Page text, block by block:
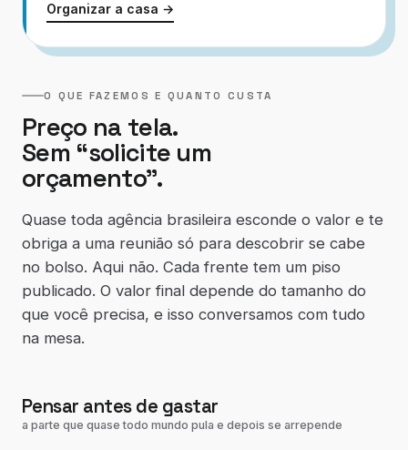
Organizar a casa →
O QUE FAZEMOS E QUANTO CUSTA
Preço na tela.
Sem “solicite um
orçamento”.
Quase toda agência brasileira esconde o valor e te
obriga a uma reunião só para descobrir se cabe
no bolso. Aqui não. Cada frente tem um piso
publicado. O valor final depende do tamanho do
que você precisa, e isso conversamos com tudo
na mesa.
Pensar antes de gastar
a parte que quase todo mundo pula e depois se arrepende